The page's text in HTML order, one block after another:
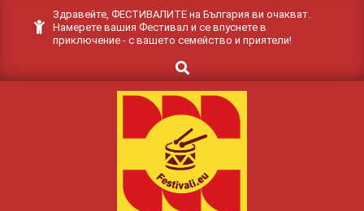
Здравейте, ФЕСТИВАЛИТЕ на България ви очакват.
Намерете вашия Фестивал и се впуснете в
приключение - с вашето семейство и приятели!
Search